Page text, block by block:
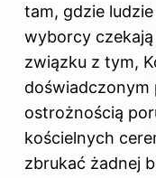
tam, gdzie
wyborcy czekają
związku z tym,
doświadczonym
ostrożnością
kościelnych
zbrukać żadnej